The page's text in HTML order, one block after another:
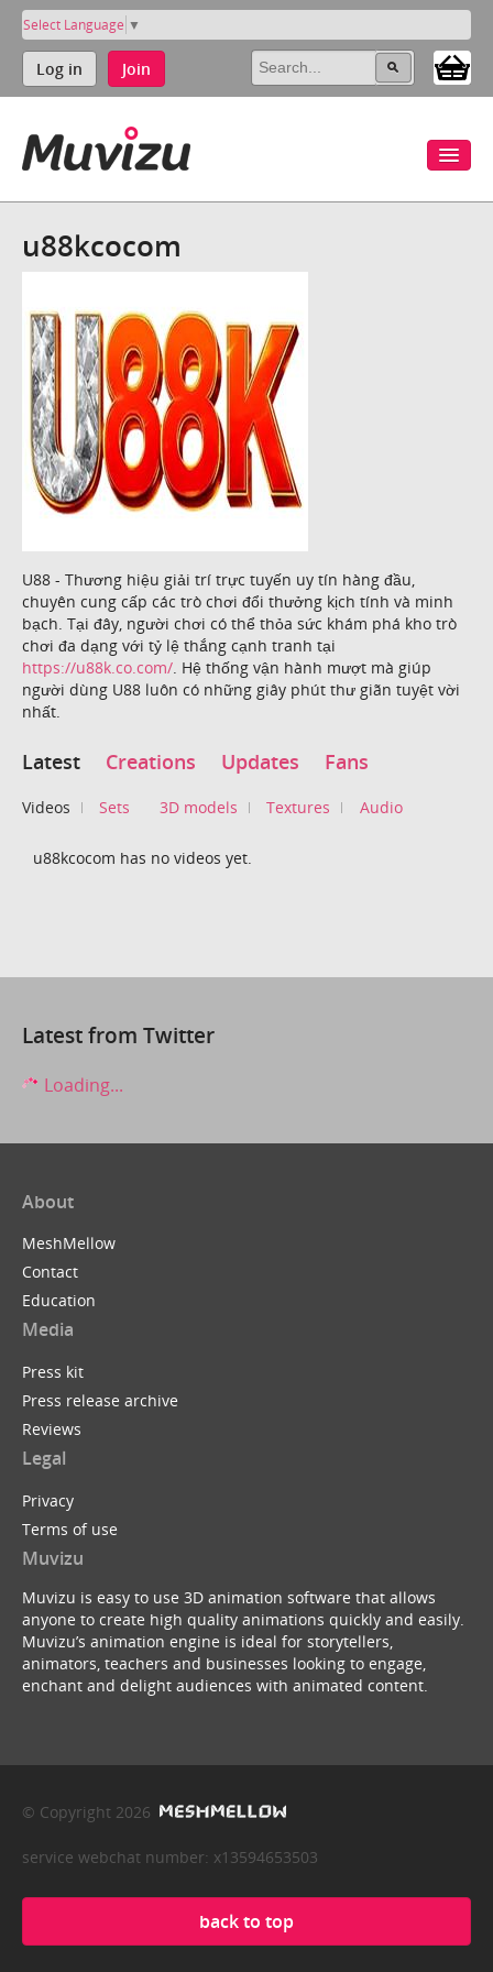
Select Language ▼
Log in Join
u88kcocom
U88 - Thương hiệu giải trí trực tuyến uy tín hàng đầu,
chuyên cung cấp các trò chơi đổi thưởng kịch tính và minh
bạch. Tại đây, người chơi có thể thỏa sức khám phá kho trò
chơi đa dạng với tỷ lệ thắng cạnh tranh tại
https://u88k.co.com/. Hệ thống vận hành mượt mà giúp
người dùng U88 luôn có những giây phút thư giãn tuyệt vời
nhất.
Latest Creations Updates Fans
Videos Sets 3D models Textures Audio
u88kcocom has no videos yet.
Latest from Twitter
Loading...
About
MeshMellow
Contact
Education
Media
Press kit
Press release archive
Reviews
Legal
Privacy
Terms of use
Muvizu
Muvizu is easy to use 3D animation software that allows
anyone to create high quality animations quickly and easily.
Muvizu’s animation engine is ideal for storytellers,
animators, teachers and businesses looking to engage,
enchant and delight audiences with animated content.
© Copyright 2026
service webchat number: x13594653503
back to top